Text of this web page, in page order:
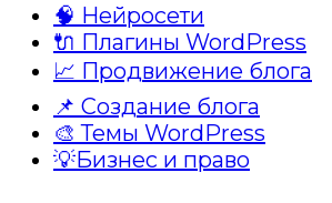
🧠 Нейросети
🔌 Плагины WordPress
📈 Продвижение блога
📌 Создание блога
🎨 Темы WordPress
💡Бизнес и право